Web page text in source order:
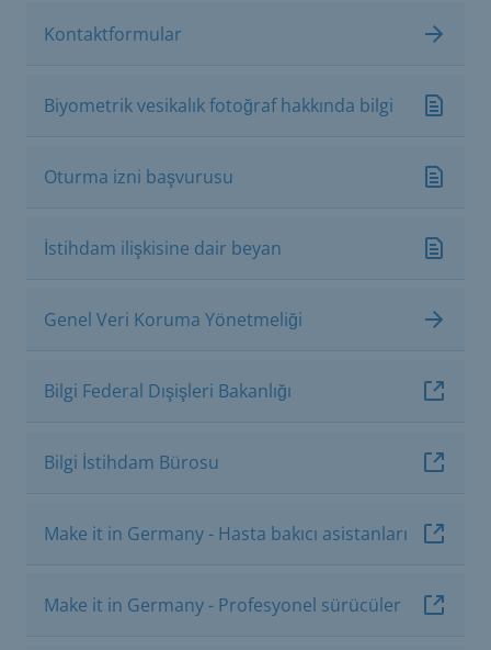
Kontaktformular
Biyometrik vesikalık fotoğraf hakkında bilgi
Oturma izni başvurusu
İstihdam ilişkisine dair beyan
Genel Veri Koruma Yönetmeliği
Bilgi Federal Dışişleri Bakanlığı
Bilgi İstihdam Bürosu
Make it in Germany - Hasta bakıcı asistanları
Make it in Germany - Profesyonel sürücüler